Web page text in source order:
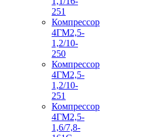
251
Компрессор
4ГМ2,5-
1,2/10-
250
Компрессор
4ГМ2,5-
1,2/10-
251
Компрессор
4ГМ2,5-
1,6/7,8-